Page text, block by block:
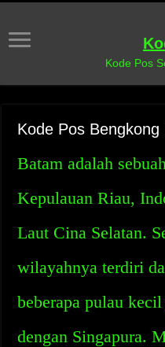
Kode Pos
Kode Pos Bengkong
Batam adalah
Kepulauan Riau,
Laut Cina Selatan.
wilayahnya terdiri
beberapa pulau
dengan Singapura.